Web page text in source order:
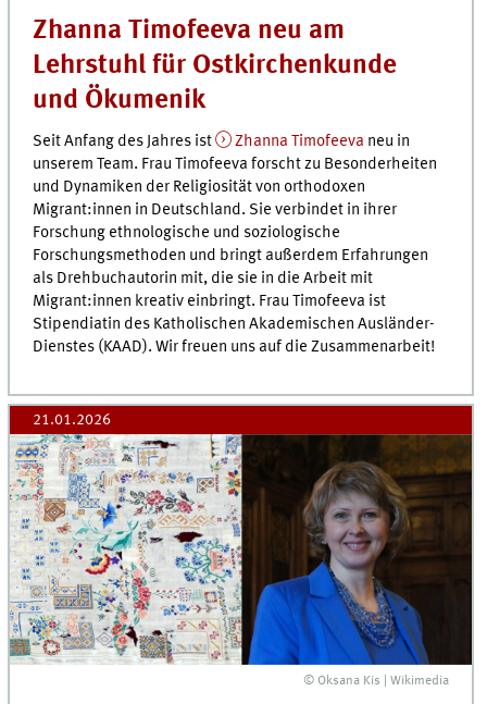
Zhanna Timofeeva neu am
Lehrstuhl für Ostkirchenkunde
und Ökumenik
Seit Anfang des Jahres ist Zhanna Timofeeva neu in
unserem Team. Frau Timofeeva forscht zu Besonderheiten
und Dynamiken der Religiosität von orthodoxen
Migrant:innen in Deutschland. Sie verbindet in ihrer
Forschung ethnologische und soziologische
Forschungsmethoden und bringt außerdem Erfahrungen
als Drehbuchautorin mit, die sie in die Arbeit mit
Migrant:innen kreativ einbringt. Frau Timofeeva ist
Stipendiatin des Katholischen Akademischen Ausländer-
Dienstes (KAAD). Wir freuen uns auf die Zusammenarbeit!
21.01.2026
© Oksana Kis | Wikimedia